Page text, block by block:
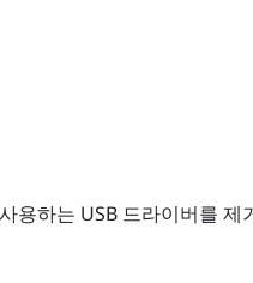
용하는 USB 드라이버를 제